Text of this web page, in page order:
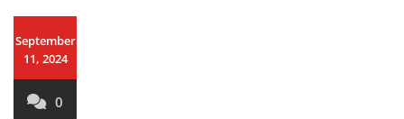
September
11, 2024
0